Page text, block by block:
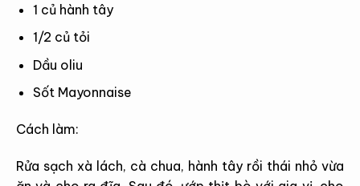
1 củ hành tây
1/2 củ tỏi
Dầu oliu
Sốt Mayonnaise
Cách làm:
Rửa sạch xà lách, cà chua, hành tây rồi thái nhỏ vừa